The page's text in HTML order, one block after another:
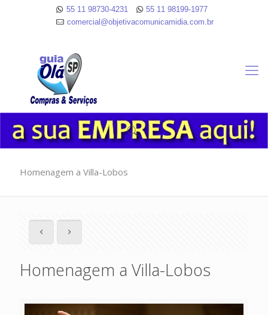
55 11 98730-4231
55 11 98199-1977
comercial@objetivacomunicamidia.com.br
Homenagem a Villa-Lobos
Homenagem a Villa-Lobos